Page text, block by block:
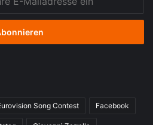
Song Contest Facebook